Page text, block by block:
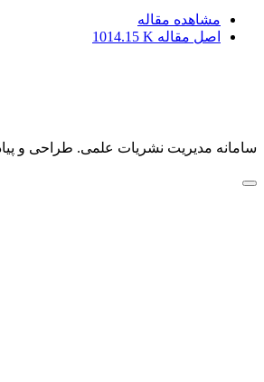
مشاهده مقاله
اصل مقاله 1014.15 K
سامانه مدیریت نشریات علمی. طراحی و